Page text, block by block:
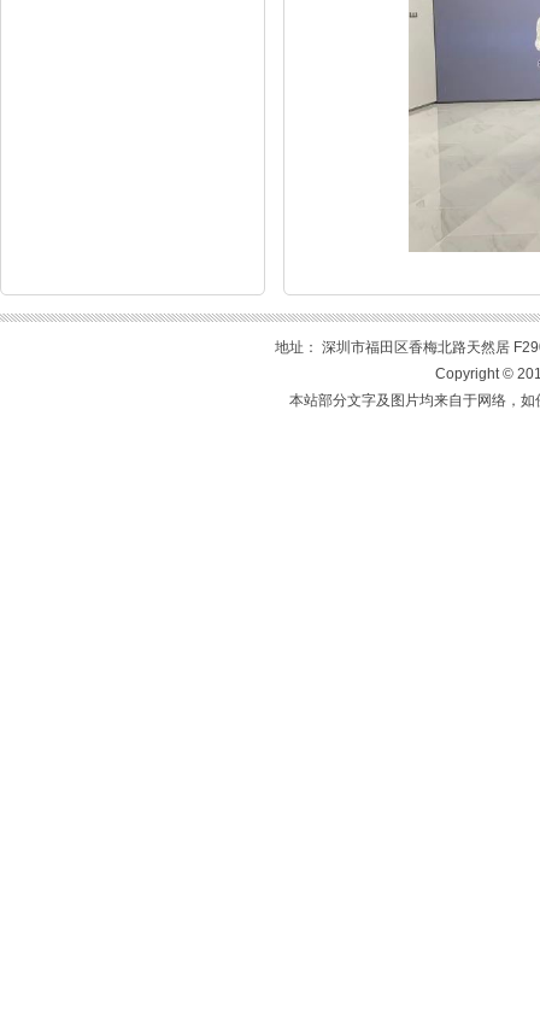
地址： 深圳市福田区香梅北路天然居
Copyright ©
本站部分文字及图片均来自于网络，